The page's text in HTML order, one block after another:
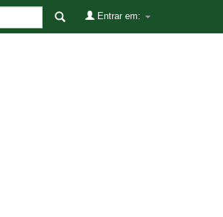
Entrar em: